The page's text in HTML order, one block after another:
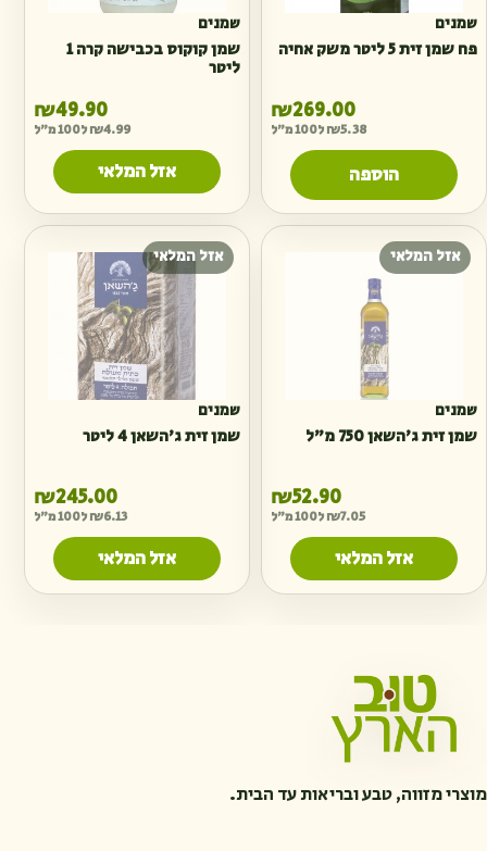
שמנים
פח שמן זית 5 ליטר משק אחיה
₪269.00
₪5.38 ל100 מ"ל
הוספה
שמנים
שמן קוקוס בכבישה קרה 1
ליטר
₪49.90
₪4.99 ל100 מ"ל
אזל המלאי
אזל המלאי
שמנים
שמן זית ג׳השאן 750 מ״ל
₪52.90
₪7.05 ל100 מ"ל
אזל המלאי
אזל המלאי
שמנים
שמן זית ג׳השאן 4 ליטר
₪245.00
₪6.13 ל100 מ"ל
אזל המלאי
מוצרי מזווה, טבע ובריאות עד הבית.